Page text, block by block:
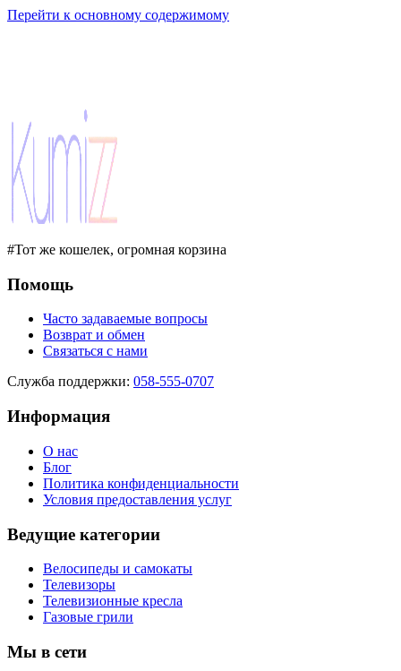
Перейти к основному содержимому
#Тот же кошелек, огромная корзина
Помощь
Часто задаваемые вопросы
Возврат и обмен
Связаться с нами
Служба поддержки: 058-555-0707
Информация
О нас
Блог
Политика конфиденциальности
Условия предоставления услуг
Ведущие категории
Велосипеды и самокаты
Телевизоры
Телевизионные кресла
Газовые грили
Мы в сети